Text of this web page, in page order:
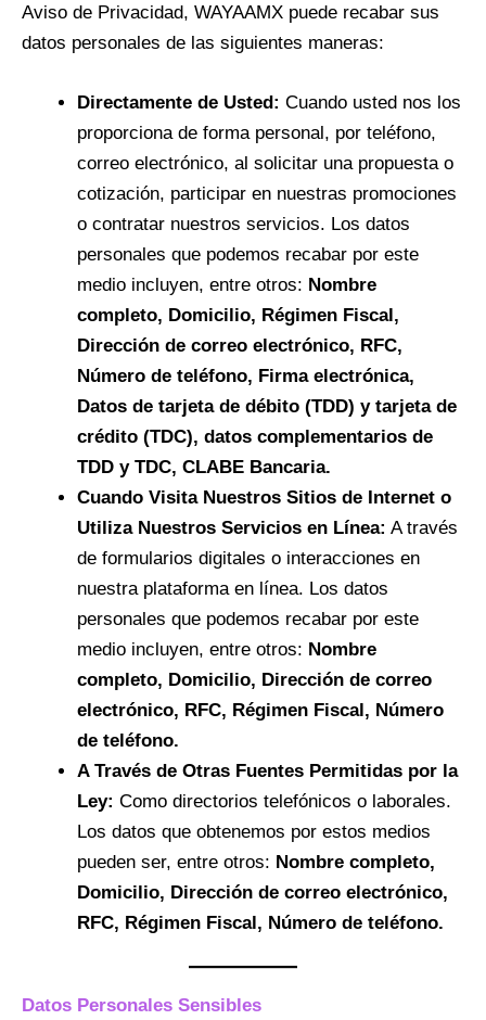
Aviso de Privacidad, WAYAAMX puede recabar sus
datos personales de las siguientes maneras:
Directamente de Usted: Cuando usted nos los
proporciona de forma personal, por teléfono,
correo electrónico, al solicitar una propuesta o
cotización, participar en nuestras promociones
o contratar nuestros servicios. Los datos
personales que podemos recabar por este
medio incluyen, entre otros: Nombre
completo, Domicilio, Régimen Fiscal,
Dirección de correo electrónico, RFC,
Número de teléfono, Firma electrónica,
Datos de tarjeta de débito (TDD) y tarjeta de
crédito (TDC), datos complementarios de
TDD y TDC, CLABE Bancaria.
Cuando Visita Nuestros Sitios de Internet o
Utiliza Nuestros Servicios en Línea: A través
de formularios digitales o interacciones en
nuestra plataforma en línea. Los datos
personales que podemos recabar por este
medio incluyen, entre otros: Nombre
completo, Domicilio, Dirección de correo
electrónico, RFC, Régimen Fiscal, Número
de teléfono.
A Través de Otras Fuentes Permitidas por la
Ley: Como directorios telefónicos o laborales.
Los datos que obtenemos por estos medios
pueden ser, entre otros: Nombre completo,
Domicilio, Dirección de correo electrónico,
RFC, Régimen Fiscal, Número de teléfono.
Datos Personales Sensibles